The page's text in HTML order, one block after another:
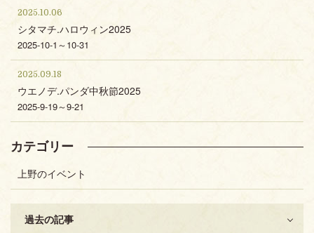
2025.10.06
シタマチ.ハロウィン2025
2025-10-1～10-31
2025.09.18
ウエノデ.パンダ中秋節2025
2025-9-19～9-21
カテゴリー
上野のイベント
過去の記事